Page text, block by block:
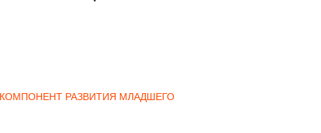
РАЗВИТИЯ МЛАДШЕГО